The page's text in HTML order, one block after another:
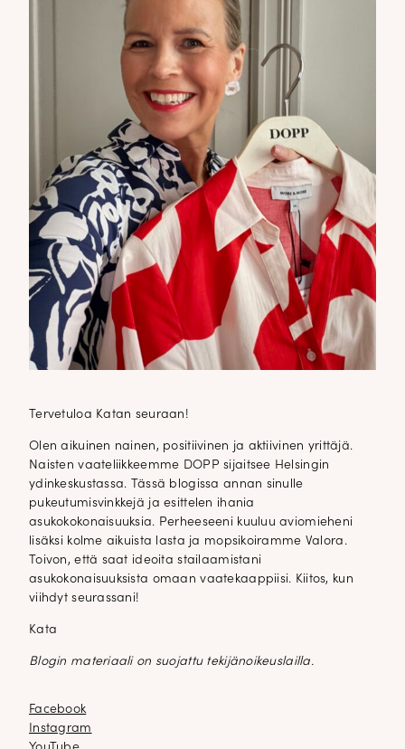
Tervetuloa Katan seuraan!
Olen aikuinen nainen, positiivinen ja aktiivinen yrittäjä.
Naisten vaateliikkeemme DOPP sijaitsee Helsingin
ydinkeskustassa. Tässä blogissa annan sinulle
pukeutumisvinkkejä ja esittelen ihania
asukokokonaisuuksia. Perheeseeni kuuluu aviomieheni
lisäksi kolme aikuista lasta ja mopsikoiramme Valora.
Toivon, että saat ideoita stailaamistani
asukokonaisuuksista omaan vaatekaappiisi. Kiitos, kun
viihdyt seurassani!
Kata
Blogin materiaali on suojattu tekijänoikeuslailla.
Facebook
Facebook
Instagram
Instagram